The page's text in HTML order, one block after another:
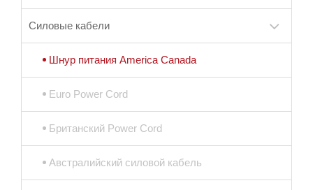
Силовые кабели
Шнур питания America Canada
Euro Power Cord
Британский Power Cord
Австралийский силовой кабель